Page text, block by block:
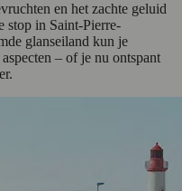
en het zachte geluid
stop in Saint-Pierre-
glanseiland kun je
– of je nu ontspant